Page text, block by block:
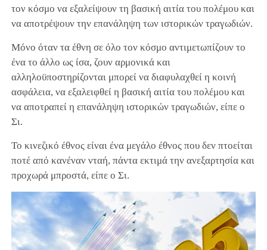
τον κόσμο να εξαλείψουν τη βασική αιτία του πολέμου και
να αποτρέψουν την επανάληψη των ιστορικών τραγωδιών.
Μόνο όταν τα έθνη σε όλο τον κόσμο αντιμετωπίζουν το
ένα το άλλο ως ίσα, ζουν αρμονικά και
αλληλοϋποστηρίζονται μπορεί να διαφυλαχθεί η κοινή
ασφάλεια, να εξαλειφθεί η βασική αιτία του πολέμου και
να αποτραπεί η επανάληψη ιστορικών τραγωδιών, είπε ο
Σι.
Το κινεζικό έθνος είναι ένα μεγάλο έθνος που δεν πτοείται
ποτέ από κανέναν νταή, πάντα εκτιμά την ανεξαρτησία και
προχωρά μπροστά, είπε ο Σι.